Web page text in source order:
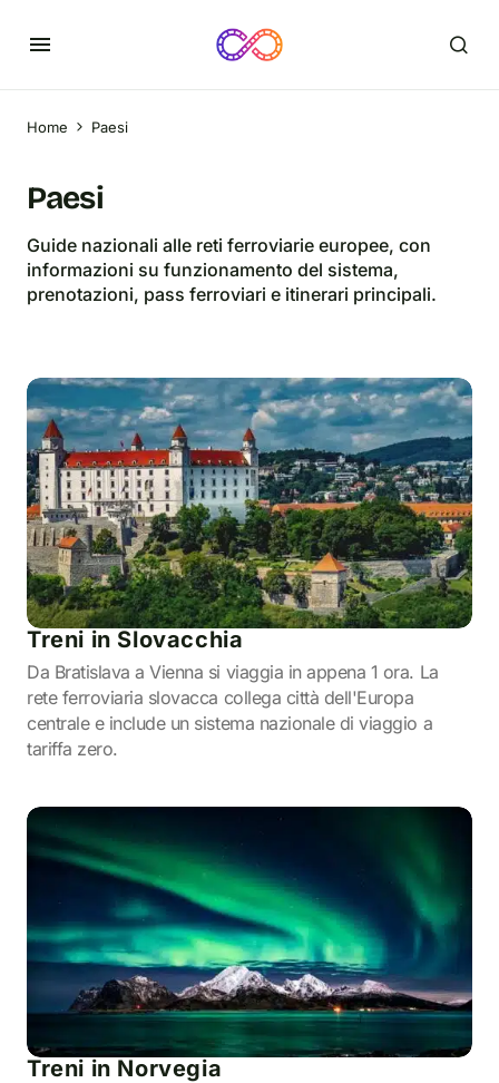
Home Paesi
Paesi
Guide nazionali alle reti ferroviarie europee, con
informazioni su funzionamento del sistema,
prenotazioni, pass ferroviari e itinerari principali.
Treni in Slovacchia
Da Bratislava a Vienna si viaggia in appena 1 ora. La
rete ferroviaria slovacca collega città dell'Europa
centrale e include un sistema nazionale di viaggio a
tariffa zero.
Treni in Norvegia